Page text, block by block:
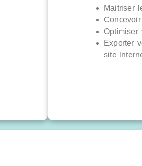
Maitriser
Optimiser
Exporter
site